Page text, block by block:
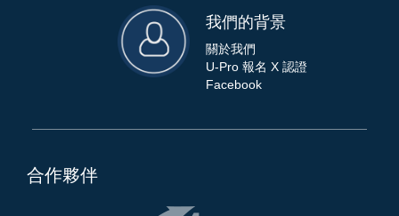
我們的背景
關於我們
U-Pro 報名 X 認證
Facebook
合作夥伴